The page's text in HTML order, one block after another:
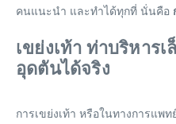
คนแนะนำ และทำได้ทุกที่ นั่นคือ
เขย่งเท้า ท่าบริหาร
อุดตันได้จริง
การเขย่งเท้า หรือในทางการแพท